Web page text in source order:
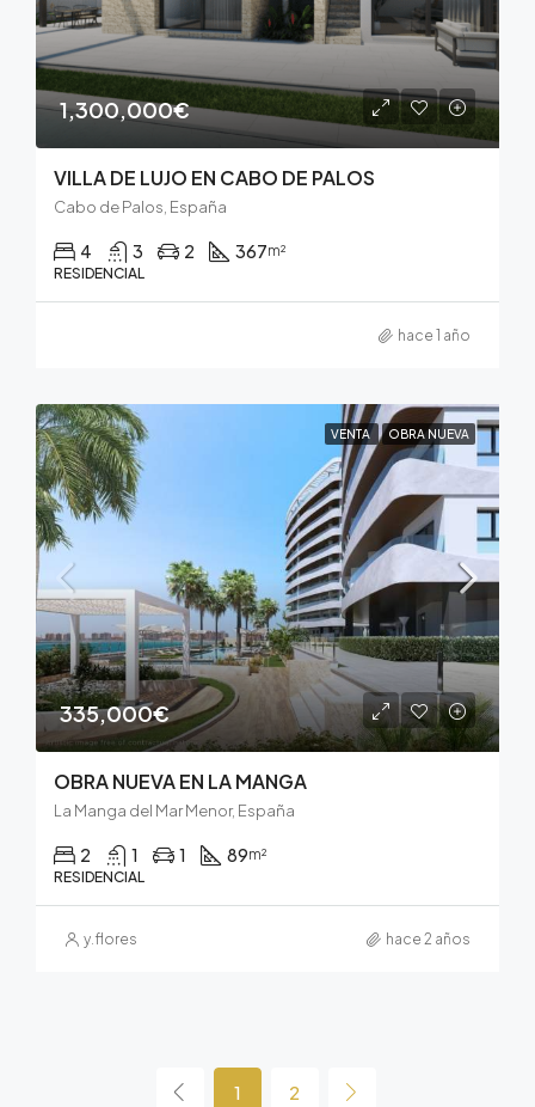
1,300,000€
VILLA DE LUJO EN CABO DE PALOS
Cabo de Palos, España
4 3 2 367m²
RESIDENCIAL
hace 1 año
VENTA OBRA NUEVA
335,000€
OBRA NUEVA EN LA MANGA
La Manga del Mar Menor, España
2 1 1 89m²
RESIDENCIAL
y.flores hace 2 años
1 2